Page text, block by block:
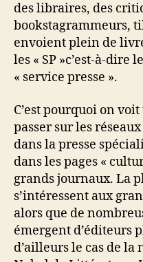
des libraires, des
bookstagrammeurs,
envoient plein de
les « SP »c’est-à-dire
« service presse ».
C’est pourquoi on
passer sur les
dans la presse
dans les pages «
grands journaux. La
s’intéressent aux
alors que de
émergent d’éditeurs
d’ailleurs le cas de